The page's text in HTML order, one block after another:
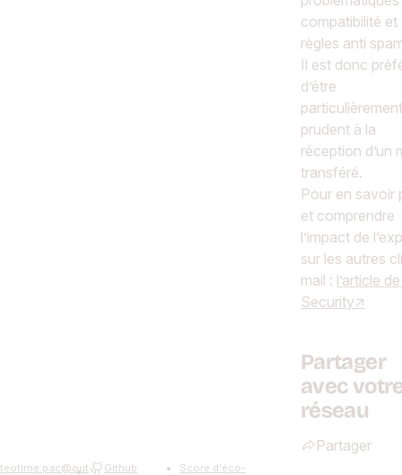
compatibilité et
règles anti
Il est donc
d’être
particulièrement
prudent à la
réception d’un
transféré.
Pour en savoir
et comprendre
l’impact de
sur les autres
mail : l’article
Security
Partager
avec
réseau
Partager
teotime.pac@out Github Score d'éco-